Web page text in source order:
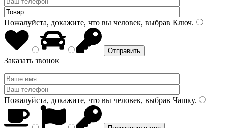
Пожалуйста, докажите, что вы человек, выбрав Ключ.
Заказать звонок
Пожалуйста, докажите, что вы человек, выбрав Чашку.